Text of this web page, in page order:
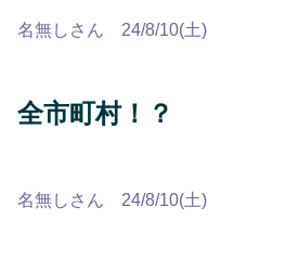
名無しさん 24/8/10(土)
全市町村！？
名無しさん 24/8/10(土)